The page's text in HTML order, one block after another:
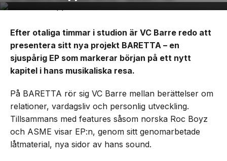
Efter otaliga timmar i studion är VC Barre redo att
presentera sitt nya projekt BARETTA – en
sjuspårig EP som markerar början på ett nytt
kapitel i hans musikaliska resa.
På BARETTA rör sig VC Barre mellan berättelser om
relationer, vardagsliv och personlig utveckling.
Tillsammans med features såsom norska Roc Boyz
och ASME visar EP:n, genom sitt genomarbetade
låtmaterial, nya sidor av hans sound.